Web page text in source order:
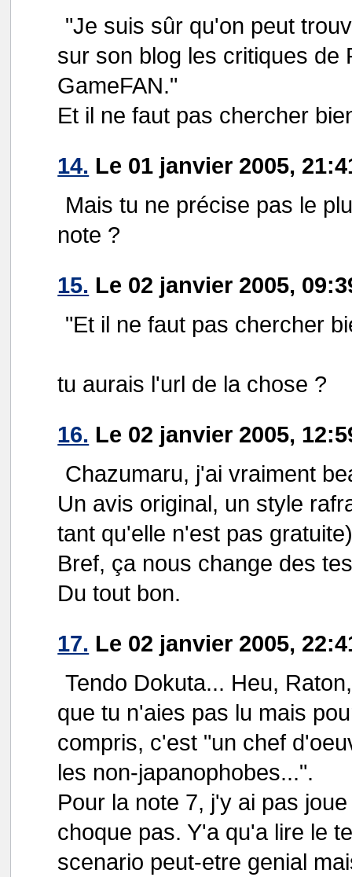
"Je suis sûr qu'on peut
sur son blog les critiques de
GameFAN."
Et il ne faut pas chercher
14. Le 01 janvier 2005,
Mais tu ne précise pas le
note ?
15. Le 02 janvier 2005,
"Et il ne faut pas chercher
tu aurais l'url de la chose ?
16. Le 02 janvier 2005,
Chazumaru, j'ai vraiment
Un avis original, un style
tant qu'elle n'est pas
Bref, ça nous change des
Du tout bon.
17. Le 02 janvier 2005,
Tendo Dokuta... Heu,
que tu n'aies pas lu mais
compris, c'est "un chef
les non-japanophobes...".
Pour la note 7, j'y ai pas
choque pas. Y'a qu'a lire le
scenario peut-etre genial